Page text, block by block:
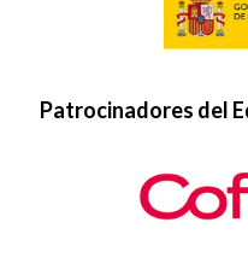
Patrocinadores del